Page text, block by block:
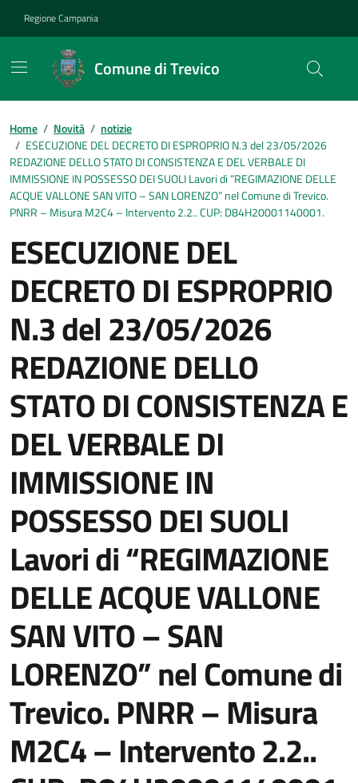
Regione Campania
Comune di Trevico
Home / Novità / notizie
/ ESECUZIONE DEL DECRETO DI ESPROPRIO N.3 del 23/05/2026
REDAZIONE DELLO STATO DI CONSISTENZA E DEL VERBALE DI
IMMISSIONE IN POSSESSO DEI SUOLI Lavori di “REGIMAZIONE DELLE
ACQUE VALLONE SAN VITO – SAN LORENZO” nel Comune di Trevico.
PNRR – Misura M2C4 – Intervento 2.2.. CUP: D84H20001140001.
ESECUZIONE DEL
DECRETO DI ESPROPRIO
N.3 del 23/05/2026
REDAZIONE DELLO
STATO DI CONSISTENZA E
DEL VERBALE DI
IMMISSIONE IN
POSSESSO DEI SUOLI
Lavori di “REGIMAZIONE
DELLE ACQUE VALLONE
SAN VITO – SAN
LORENZO” nel Comune di
Trevico. PNRR – Misura
M2C4 – Intervento 2.2..